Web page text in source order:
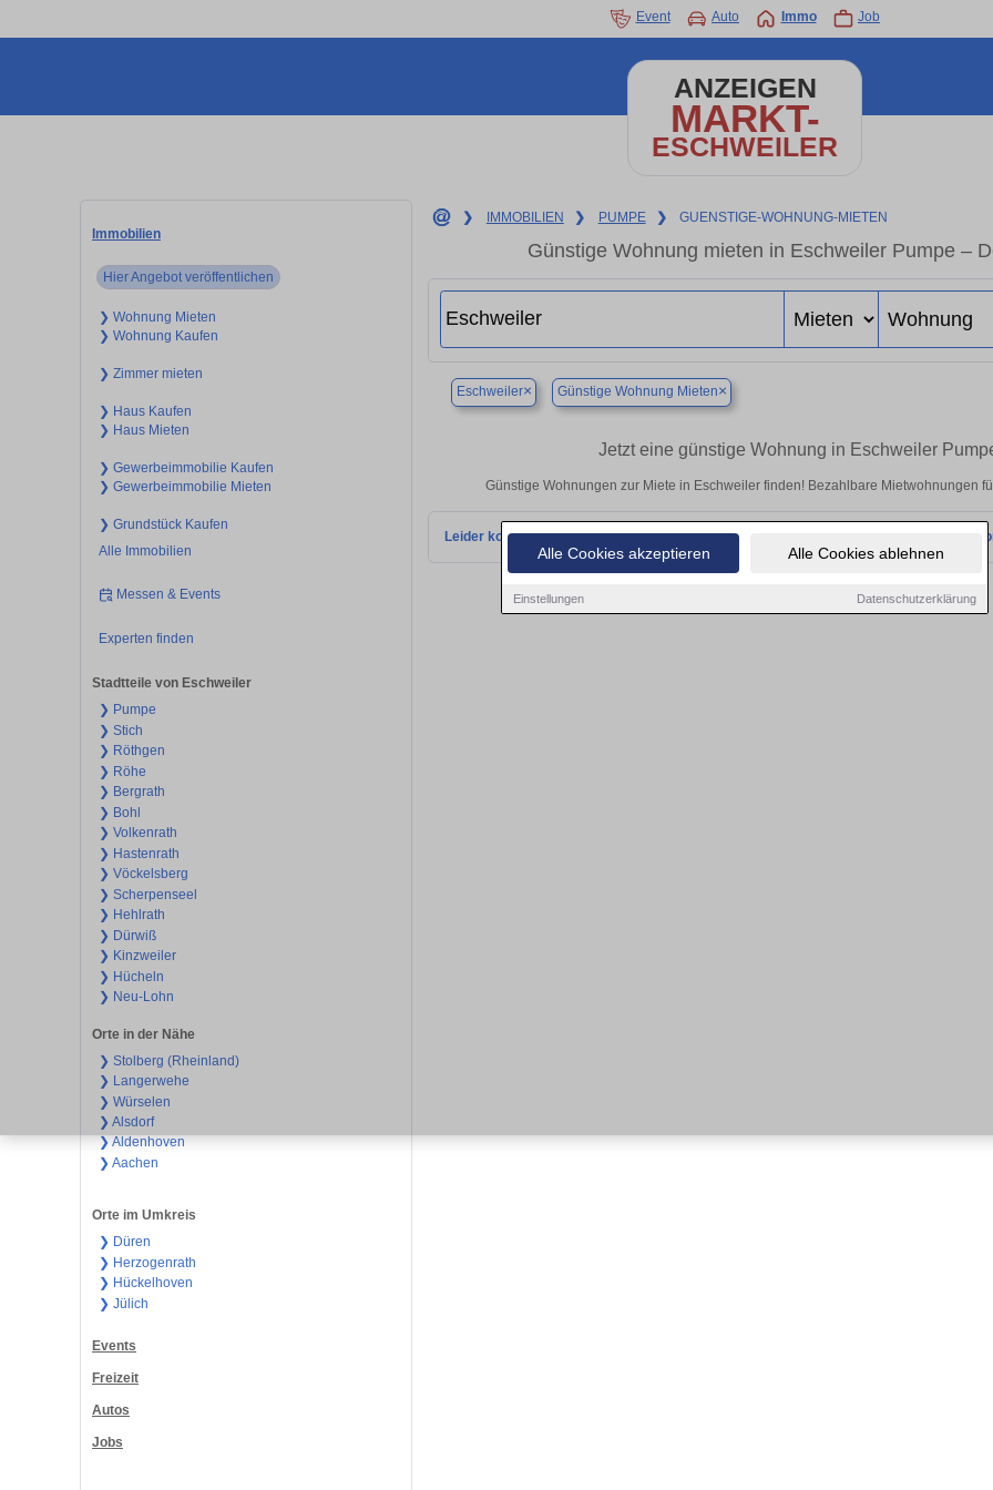
Alle Cookies akzeptieren Alle Cookies ablehnen
Einstellungen Datenschutzerklärung
Event Auto Immo Job
ANZEIGEN
MARKT-
ESCHWEILER
Immobilien
Hier Angebot veröffentlichen
❯ Wohnung Mieten
❯ Wohnung Kaufen
❯ Zimmer mieten
❯ Haus Kaufen
❯ Haus Mieten
❯ Gewerbeimmobilie Kaufen
❯ Gewerbeimmobilie Mieten
❯ Grundstück Kaufen
Alle Immobilien
Messen & Events
Experten finden
Stadtteile von Eschweiler
❯ Pumpe
❯ Stich
❯ Röthgen
❯ Röhe
❯ Bergrath
❯ Bohl
❯ Volkenrath
❯ Hastenrath
❯ Vöckelsberg
❯ Scherpenseel
❯ Hehlrath
❯ Dürwiß
❯ Kinzweiler
❯ Hücheln
❯ Neu-Lohn
Orte in der Nähe
❯ Stolberg (Rheinland)
❯ Langerwehe
❯ Würselen
❯ Alsdorf
❯ Aldenhoven
❯ Aachen
Orte im Umkreis
❯ Düren
❯ Herzogenrath
❯ Hückelhoven
❯ Jülich
Events
Freizeit
Autos
Jobs
❯ IMMOBILIEN ❯ PUMPE ❯ GUENSTIGE-WOHNUNG-MIETEN
Günstige Wohnung mieten in Eschweiler Pumpe –
Eschweiler× Günstige Wohnung Mieten×
Jetzt eine günstige Wohnung in Eschweiler
Günstige Wohnungen zur Miete in Eschweiler finden! Bezahlbare Mietwohnungen
Leider konnten wir derzeit keine passenden Objekte finden. Schauen Sie bald wieder